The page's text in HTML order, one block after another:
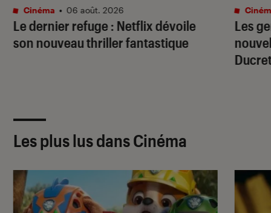
Le dernier refuge: Netflix dévoile
son nouveau thriller fantastique
Cinéma • 06 août. 2026
Les
Les plus lus dans Cinéma